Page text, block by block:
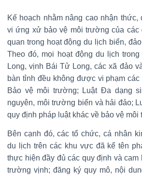
Kế hoạch nhằm nâng cao nhận
vi ứng xử bảo vệ môi trường của các
quan trong hoạt động du lịch biển,
Theo đó, mọi hoạt động du lịch
Long, vịnh Bái Tử Long, các xã đảo
bàn tỉnh đều không được vi phạm
Bảo vệ môi trường; Luật Đa dạng
nguyên, môi trường biển và hải đảo;
quy định pháp luật khác về bảo vệ môi
Bên cạnh đó, các tổ chức, cá nhân
du lịch trên các khu vực đã kể tên
thực hiện đầy đủ các quy định và cam
trường vịnh; đăng ký quy mô, nội